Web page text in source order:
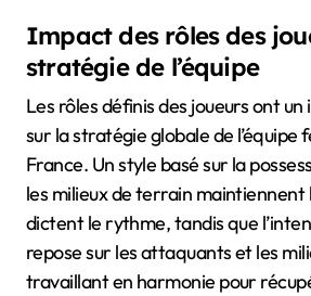
Impact des rôles des
stratégie de l’équipe
Les rôles définis des joueurs ont
sur la stratégie globale de l’équipe
France. Un style basé sur la
les milieux de terrain
dictent le rythme, tandis que
repose sur les attaquants et les
travaillant en harmonie pour